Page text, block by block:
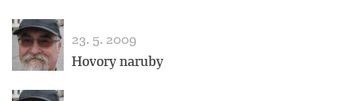
23. 5. 2009
Hovory naruby